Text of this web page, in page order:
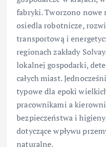
fabryki. Tworzono nowe
osiedla robotnicze,
transportową i
regionach zakłady
lokalnej gospodarki,
całych miast.
typowe dla epoki
pracownikami a
bezpieczeństwa i
dotyczące wpływu
naturalne.